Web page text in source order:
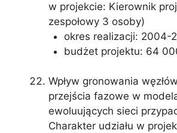
w projekcie: Kierownik
zespołowy 3 osoby)
okres realizacji: 2004-
budżet projektu: 64
Wpływ gronowania
przejścia fazowe w
ewoluujących sieci
Charakter udziału w